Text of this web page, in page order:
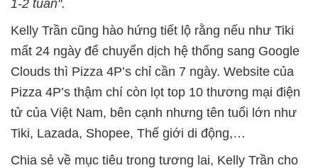
1-2 tuần".
Kelly Trần cũng hào hứng tiết lộ rằng nếu như Tiki
mất 24 ngày để chuyển dịch hệ thống sang Google
Clouds thì Pizza 4P’s chỉ cần 7 ngày. Website của
Pizza 4P’s thậm chí còn lọt top 10 thương mại điện
tử của Việt Nam, bên cạnh nhưng tên tuổi lớn như
Tiki, Lazada, Shopee, Thế giới di động,…
Chia sẻ về mục tiêu trong tương lai, Kelly Trần cho